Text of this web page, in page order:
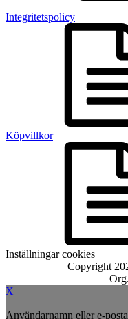
Integritetspolicy
Köpvillkor
Inställningar cookies
Copyright
X
Användarnamn eller e-